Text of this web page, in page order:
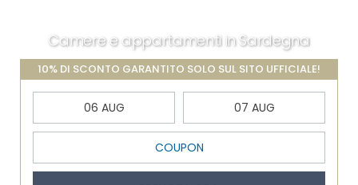
Camere e appartamenti in Sardegna
10% DI SCONTO GARANTITO SOLO SUL SITO UFFICIALE!